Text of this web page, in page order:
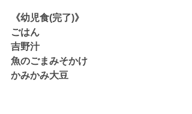
《幼児食(完了)》
ごはん
吉野汁
魚のごまみそかけ
かみかみ大豆